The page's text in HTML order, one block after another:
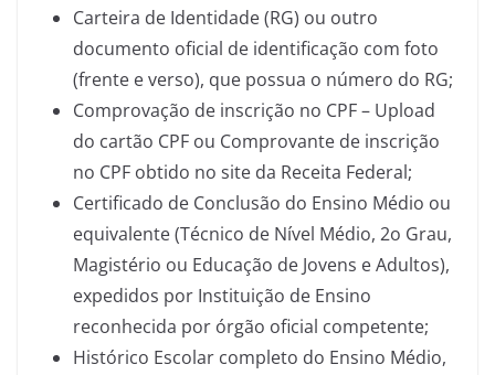
Carteira de Identidade (RG) ou outro
documento oficial de identificação com foto
(frente e verso), que possua o número do RG;
Comprovação de inscrição no CPF – Upload
do cartão CPF ou Comprovante de inscrição
no CPF obtido no site da Receita Federal;
Certificado de Conclusão do Ensino Médio ou
equivalente (Técnico de Nível Médio, 2o Grau,
Magistério ou Educação de Jovens e Adultos),
expedidos por Instituição de Ensino
reconhecida por órgão oficial competente;
Histórico Escolar completo do Ensino Médio,